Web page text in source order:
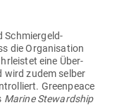
Schmier­geld­
die Orga­ni­sation
eine Über­
wird zudem selber
Green­peace
Marine Ste­wardship